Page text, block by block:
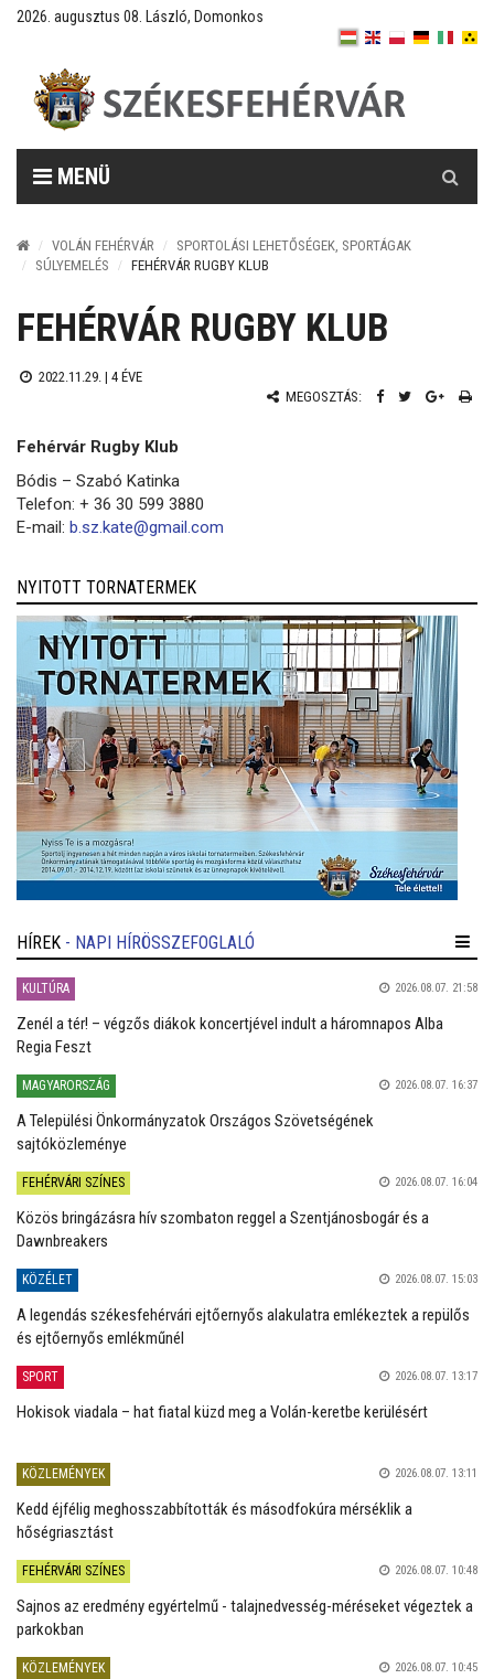
2026. augusztus 08. László, Domonkos
MENÜ
VOLÁN FEHÉRVÁR
SPORTOLÁSI LEHETŐSÉGEK, SPORTÁGAK
SÚLYEMELÉS
FEHÉRVÁR RUGBY KLUB
FEHÉRVÁR RUGBY KLUB
2022.11.29. | 4 ÉVE
MEGOSZTÁS:
Fehérvár Rugby Klub
Bódis – Szabó Katinka
Telefon: + 36 30 599 3880
E-mail: b.sz.kate@gmail.com
NYITOTT TORNATERMEK
HÍREK - NAPI HÍRÖSSZEFOGLALÓ
KULTÚRA 2026.08.07. 21:58
Zenél a tér! – végzős diákok koncertjével indult a háromnapos Alba
Regia Feszt
MAGYARORSZÁG 2026.08.07. 16:37
A Települési Önkormányzatok Országos Szövetségének
sajtóközleménye
FEHÉRVÁRI SZÍNES 2026.08.07. 16:04
Közös bringázásra hív szombaton reggel a Szentjánosbogár és a
Dawnbreakers
KÖZÉLET 2026.08.07. 15:03
A legendás székesfehérvári ejtőernyős alakulatra emlékeztek a repülős
és ejtőernyős emlékműnél
SPORT 2026.08.07. 13:17
Hokisok viadala – hat fiatal küzd meg a Volán-keretbe kerülésért
KÖZLEMÉNYEK 2026.08.07. 13:11
Kedd éjfélig meghosszabbították és másodfokúra mérséklik a
hőségriasztást
FEHÉRVÁRI SZÍNES 2026.08.07. 10:48
Sajnos az eredmény egyértelmű - talajnedvesség-méréseket végeztek a
parkokban
KÖZLEMÉNYEK 2026.08.07. 10:45